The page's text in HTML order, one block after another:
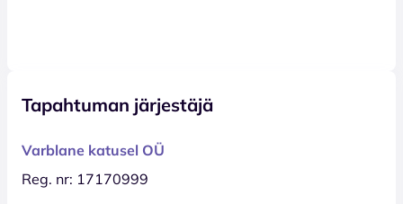
Tapahtuman järjestäjä
Varblane katusel OÜ
Reg. nr: 17170999